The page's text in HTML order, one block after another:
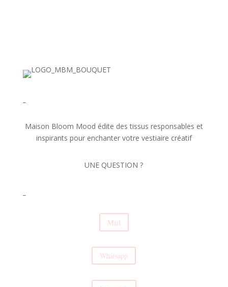
Maison Bloom Mood édite des tissus responsables et
inspirants pour enchanter votre vestiaire créatif
UNE QUESTION ?
Mail
Whatsapp